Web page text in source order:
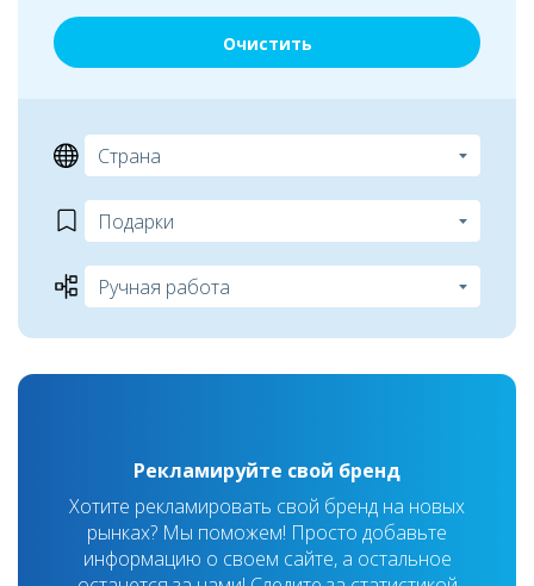
Очистить
Рекламируйте свой бренд
Хотите рекламировать свой бренд на новых
рынках? Мы поможем! Просто добавьте
информацию о своем сайте, а остальное